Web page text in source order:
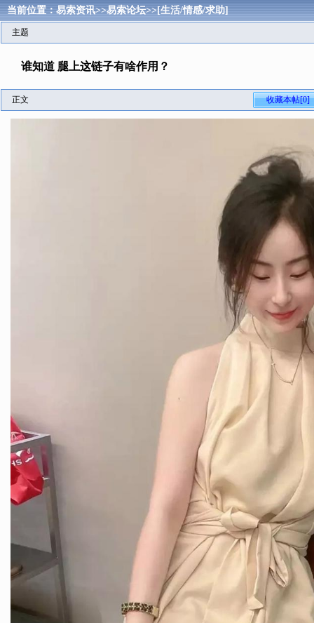
当前位置：易索资讯>>易索论坛>>[生活/情感/求助]
主题
谁知道 腿上这链子有啥作用？
正文 收藏本帖[0]